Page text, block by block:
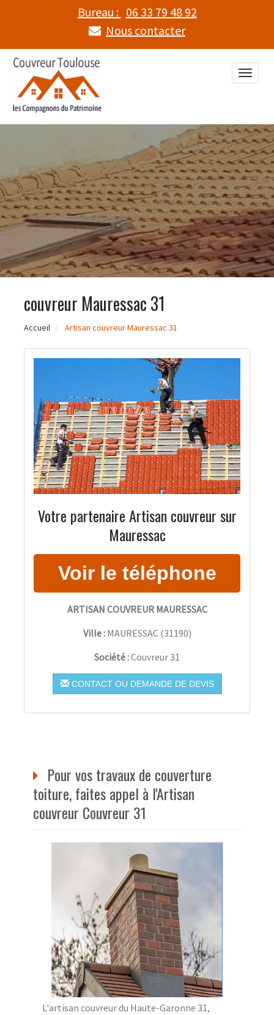
Bureau : 06 33 79 48 92
Nous contacter
Toggle
couvreur Mauressac 31
Accueil Artisan couvreur Mauressac 31
Votre partenaire Artisan couvreur sur
Mauressac
ARTISAN COUVREUR MAURESSAC
Ville : MAURESSAC(31190)
Société :Couvreur 31
CONTACT OU DEMANDE DE DEVIS
Pour vos travaux de couverture
toiture, faites appel à l'Artisan
couvreur Couvreur 31
L'artisan couvreur du Haute-Garonne 31,